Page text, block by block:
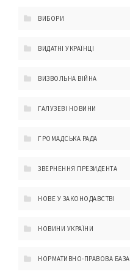
ВИБОРИ
ВИДАТНІ УКРАЇНЦІ
ВИЗВОЛЬНА ВІЙНА
ГАЛУЗЕВІ НОВИНИ
ГРОМАДСЬКА РАДА
ЗВЕРНЕННЯ ПРЕЗИДЕНТА
НОВЕ У ЗАКОНОДАВСТВІ
НОВИНИ УКРАЇНИ
НОРМАТИВНО-ПРАВОВА БАЗА